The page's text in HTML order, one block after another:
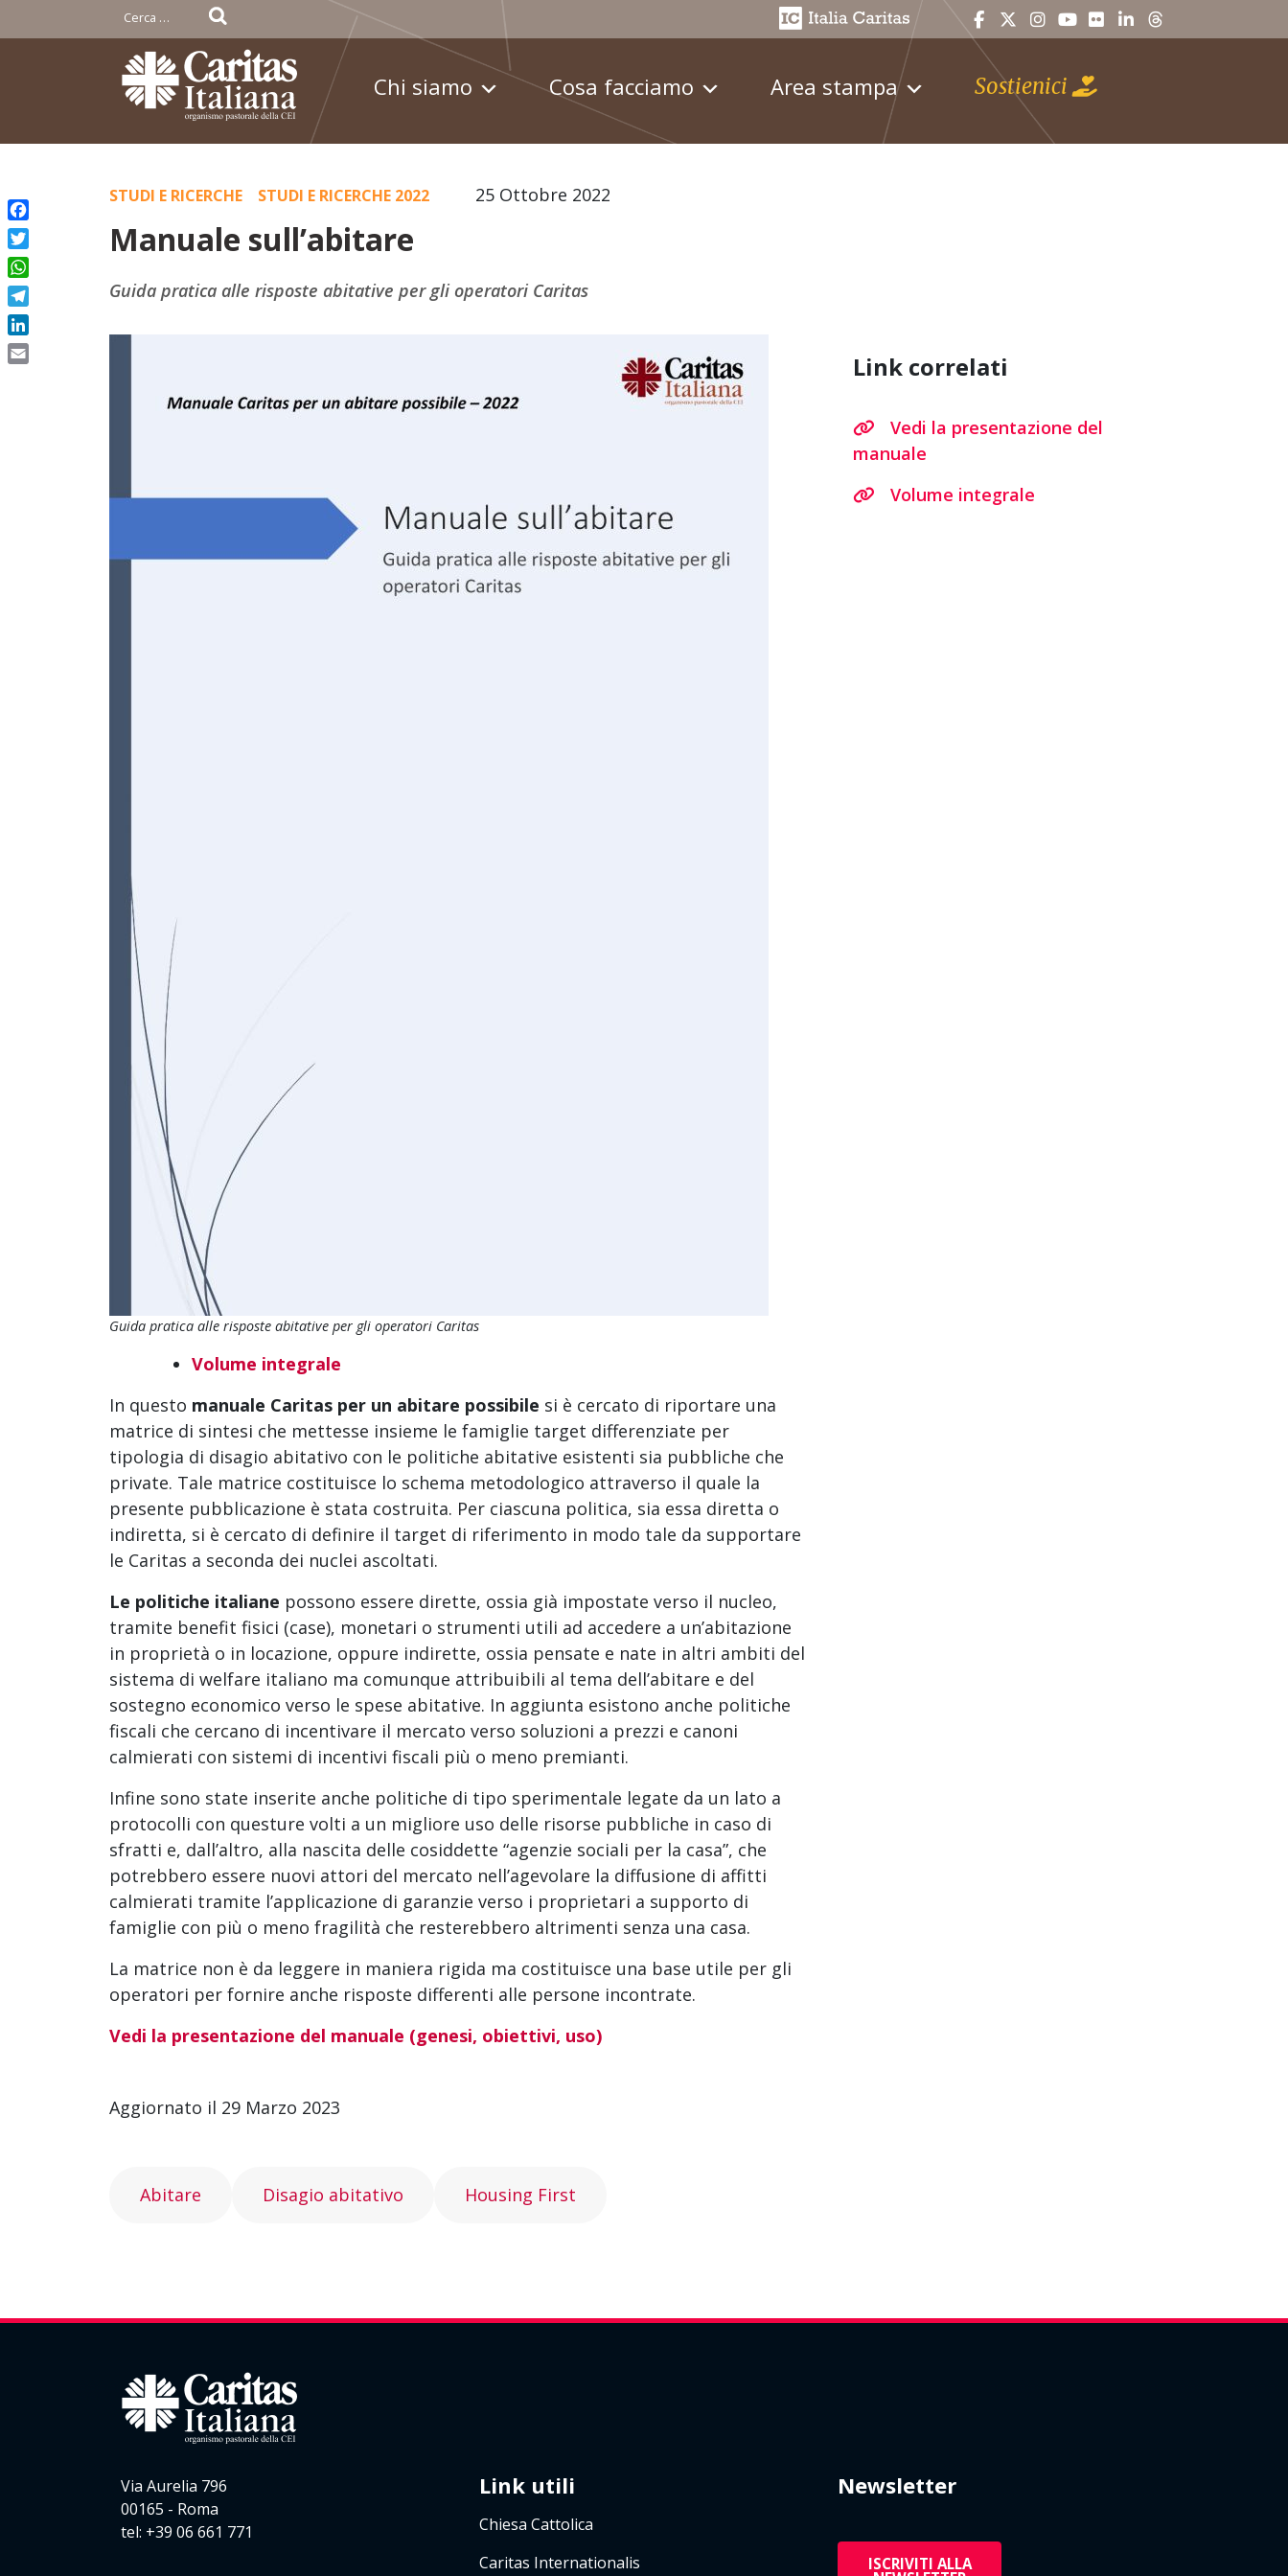
Skip
to
content
Ricerca
per:
Chi siamo Cosa facciamo Area stampa Sostienici
25 Ottobre 2022
STUDI E RICERCHE STUDI E RICERCHE 2022
Manuale sull’abitare
Guida pratica alle risposte abitative per gli operatori Caritas
Guida pratica alle risposte abitative per gli operatori Caritas
Volume integrale
In questo manuale Caritas per un abitare possibile si è cercato di riportare una
matrice di sintesi che mettesse insieme le famiglie target differenziate per
tipologia di disagio abitativo con le politiche abitative esistenti sia pubbliche che
private. Tale matrice costituisce lo schema metodologico attraverso il quale la
presente pubblicazione è stata costruita. Per ciascuna politica, sia essa diretta o
indiretta, si è cercato di definire il target di riferimento in modo tale da supportare
le Caritas a seconda dei nuclei ascoltati.
Le politiche italiane possono essere dirette, ossia già impostate verso il nucleo,
tramite benefit fisici (case), monetari o strumenti utili ad accedere a un’abitazione
in proprietà o in locazione, oppure indirette, ossia pensate e nate in altri ambiti del
sistema di welfare italiano ma comunque attribuibili al tema dell’abitare e del
sostegno economico verso le spese abitative. In aggiunta esistono anche politiche
fiscali che cercano di incentivare il mercato verso soluzioni a prezzi e canoni
calmierati con sistemi di incentivi fiscali più o meno premianti.
Infine sono state inserite anche politiche di tipo sperimentale legate da un lato a
protocolli con questure volti a un migliore uso delle risorse pubbliche in caso di
sfratti e, dall’altro, alla nascita delle cosiddette “agenzie sociali per la casa”, che
potrebbero essere nuovi attori del mercato nell’agevolare la diffusione di affitti
calmierati tramite l’applicazione di garanzie verso i proprietari a supporto di
famiglie con più o meno fragilità che resterebbero altrimenti senza una casa.
La matrice non è da leggere in maniera rigida ma costituisce una base utile per gli
operatori per fornire anche risposte differenti alle persone incontrate.
Vedi la presentazione del manuale (genesi, obiettivi, uso)
Aggiornato il 29 Marzo 2023
Abitare Disagio abitativo Housing First
Link correlati
Vedi la presentazione del
manuale
Volume integrale
Via Aurelia 796
00165 - Roma
tel: +39 06 661 771
Link utili
Chiesa Cattolica
Caritas Internationalis
Newsletter
ISCRIVITI ALLA
Facebook
Twitter
WhatsApp
Telegram
LinkedIn